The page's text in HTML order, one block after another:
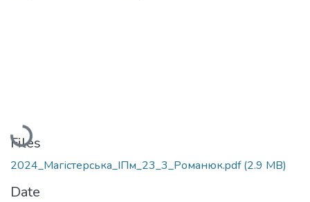
Loading...
Files
2024_Магістерська_ІПм_23_3_Романюк.pdf(2.9 MB)
Date